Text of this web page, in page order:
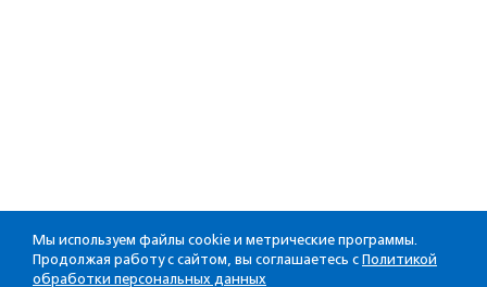
Мы используем файлы cookie и метрические программы.
Продолжая работу с сайтом, вы соглашаетесь с Политикой
обработки персональных данных